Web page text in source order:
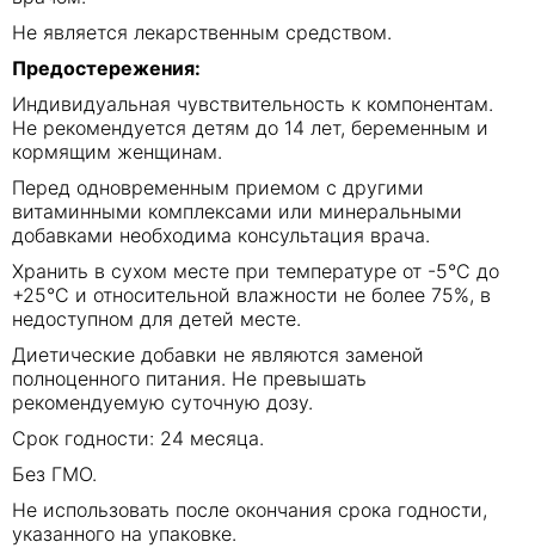
Не является лекарственным средством.
Предостережения:
Индивидуальная чувствительность к компонентам.
Не рекомендуется детям до 14 лет, беременным и
кормящим женщинам.
Перед одновременным приемом с другими
витаминными комплексами или минеральными
добавками необходима консультация врача.
Хранить в сухом месте при температуре от -5°C до
+25°C и относительной влажности не более 75%, в
недоступном для детей месте.
Диетические добавки не являются заменой
полноценного питания. Не превышать
рекомендуемую суточную дозу.
Срок годности: 24 месяца.
Без ГМО.
Не использовать после окончания срока годности,
указанного на упаковке.